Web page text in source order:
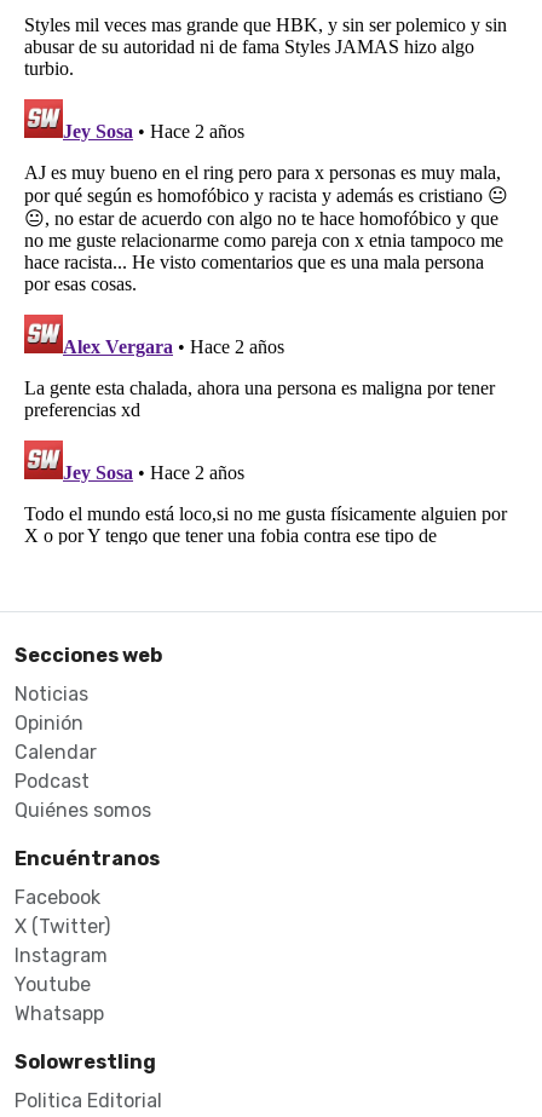
Secciones web
Noticias
Opinión
Calendar
Podcast
Quiénes somos
Encuéntranos
Facebook
X (Twitter)
Instagram
Youtube
Whatsapp
Solowrestling
Politica Editorial